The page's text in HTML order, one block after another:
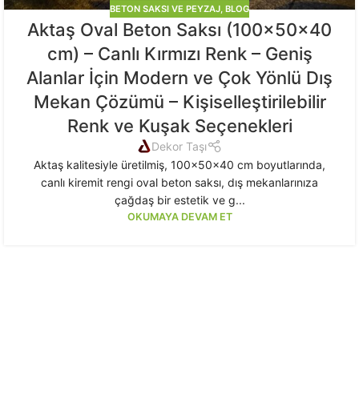
BETON SAKSI VE PEYZAJ BLOG
Aktaş Oval Beton Saksı (100x50x40
cm) – Canlı Kırmızı Renk – Geniş
Alanlar İçin Modern ve Çok Yönlü Dış
Mekan Çözümü – Kişiselleştirilebilir
Renk ve Kuşak Seçenekleri
Dekor Taşı
Aktaş kalitesiyle üretilmiş, 100x50x40 cm boyutlarında,
canlı kiremit rengi oval beton saksı, dış mekanlarınıza
çağdaş bir estetik ve g...
OKUMAYA DEVAM ET